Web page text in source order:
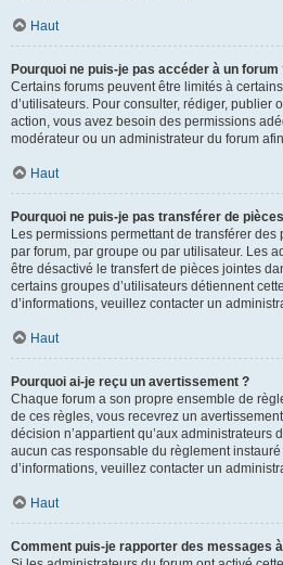
Haut
Pourquoi ne puis-je pas accéder à un forum
Certains forums peuvent être limités à
d’utilisateurs. Pour consulter, rédiger, publier
action, vous avez besoin des permissions
modérateur ou un administrateur du forum
Haut
Pourquoi ne puis-je pas transférer de
Les permissions permettant de transférer
par forum, par groupe ou par utilisateur. Les
être désactivé le transfert de pièces jointes
certains groupes d’utilisateurs détiennent
d’informations, veuillez contacter un
Haut
Pourquoi ai-je reçu un avertissement ?
Chaque forum a son propre ensemble de
de ces règles, vous recevrez un
décision n’appartient qu’aux administrateurs
aucun cas responsable du règlement
d’informations, veuillez contacter un
Haut
Comment puis-je rapporter des messages